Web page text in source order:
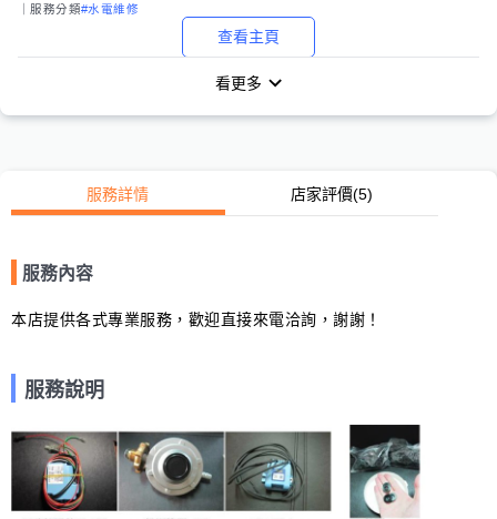
｜服務分類#水電維修
查看主頁
看更多
服務詳情 店家評價(5)
服務內容
本店提供各式專業服務，歡迎直接來電洽詢，謝謝！
服務說明